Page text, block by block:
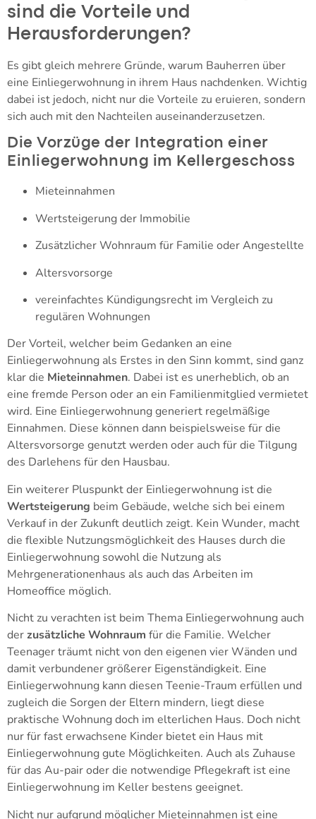
sind die Vorteile und
Herausforderungen?
Es gibt gleich mehrere Gründe, warum Bauherren über
eine Einliegerwohnung in ihrem Haus nachdenken. Wichtig
dabei ist jedoch, nicht nur die Vorteile zu eruieren, sondern
sich auch mit den Nachteilen auseinanderzusetzen.
Die Vorzüge der Integration einer
Einliegerwohnung im Kellergeschoss
Mieteinnahmen
Wertsteigerung der Immobilie
Zusätzlicher Wohnraum für Familie oder Angestellte
Altersvorsorge
vereinfachtes Kündigungsrecht im Vergleich zu
regulären Wohnungen
Der Vorteil, welcher beim Gedanken an eine
Einliegerwohnung als Erstes in den Sinn kommt, sind ganz
klar die Mieteinnahmen. Dabei ist es unerheblich, ob an
eine fremde Person oder an ein Familienmitglied vermietet
wird. Eine Einliegerwohnung generiert regelmäßige
Einnahmen. Diese können dann beispielsweise für die
Altersvorsorge genutzt werden oder auch für die Tilgung
des Darlehens für den Hausbau.
Ein weiterer Pluspunkt der Einliegerwohnung ist die
Wertsteigerung beim Gebäude, welche sich bei einem
Verkauf in der Zukunft deutlich zeigt. Kein Wunder, macht
die flexible Nutzungsmöglichkeit des Hauses durch die
Einliegerwohnung sowohl die Nutzung als
Mehrgenerationenhaus als auch das Arbeiten im
Homeoffice möglich.
Nicht zu verachten ist beim Thema Einliegerwohnung auch
derzusätzliche Wohnraum für die Familie. Welcher
Teenager träumt nicht von den eigenen vier Wänden und
damit verbundener größerer Eigenständigkeit. Eine
Einliegerwohnung kann diesen Teenie-Traum erfüllen und
zugleich die Sorgen der Eltern mindern, liegt diese
praktische Wohnung doch im elterlichen Haus. Doch nicht
nur für fast erwachsene Kinder bietet ein Haus mit
Einliegerwohnung gute Möglichkeiten. Auch als Zuhause
für das Au-pair oder die notwendige Pflegekraft ist eine
Einliegerwohnung im Keller bestens geeignet.
Nicht nur aufgrund möglicher Mieteinnahmen ist eine